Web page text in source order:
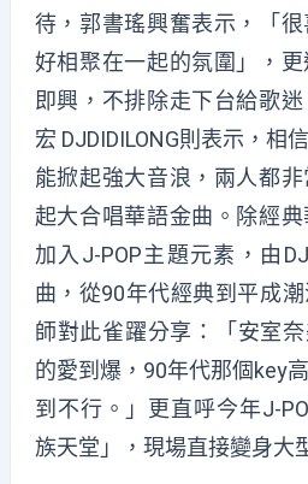
待，郭書瑤興奮表示，「
好相聚在一起的氛圍」，
即興，不排除走下台給歌
宏 DJDIDILONG則表示，相
能掀起強大音浪，兩人都
起大合唱華語金曲。除經典
加入J-POP主題元素，由
曲，從90年代經典到平成
師對此雀躍分享：「安室奈
的愛到爆，90年代那個key
到不行。」更直呼今年J-
族天堂」，現場直接變身大